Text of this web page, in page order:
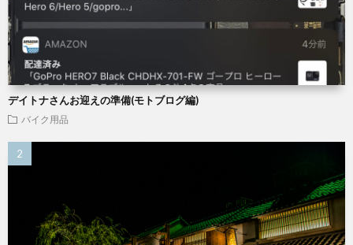
デイトナさんお迎えの準備(モトブログ編)
バイク用品